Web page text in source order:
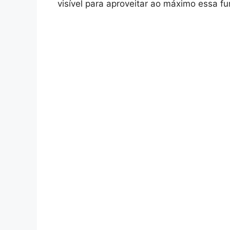
visível para aproveitar ao máximo essa